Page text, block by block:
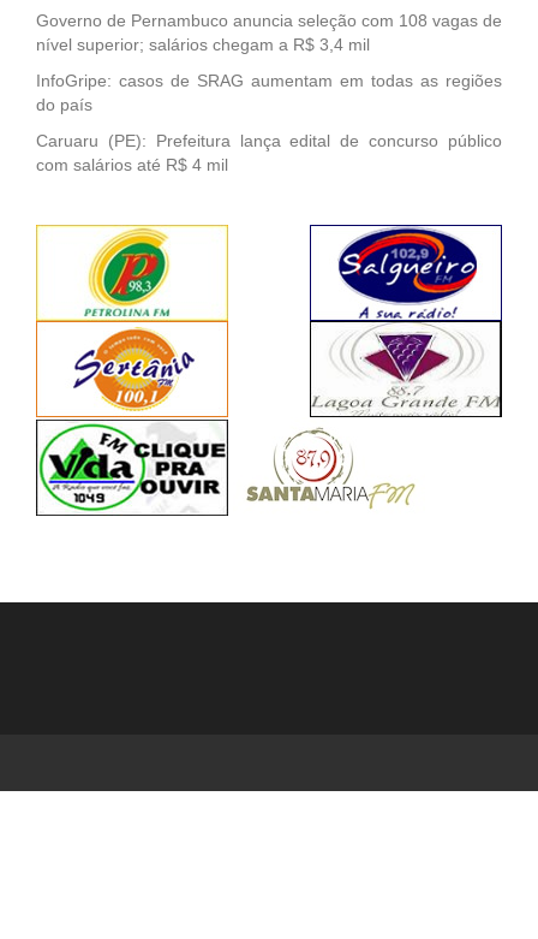
Governo de Pernambuco anuncia seleção com 108 vagas de
nível superior; salários chegam a R$ 3,4 mil
InfoGripe: casos de SRAG aumentam em todas as regiões
do país
Caruaru (PE): Prefeitura lança edital de concurso público
com salários até R$ 4 mil